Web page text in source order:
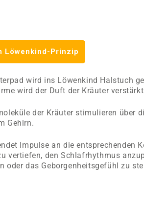
Löwenkind-Prinzip
wird ins Löwenkind Halstuch
wird der Duft der Kräuter
­der Kräuter stimulieren über
Gehirn.
­Impulse an die entsprechenden
vertiefen, den Schlafrhythmus
oder das Geborgenheitsgefühl zu